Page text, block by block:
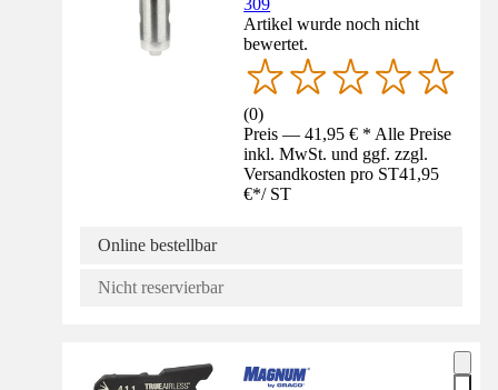
309
Artikel wurde noch nicht
bewertet.
(0)
Preis — 41,95 € * Alle Preise
inkl. MwSt. und ggf. zzgl.
Versandkosten pro ST41,95
€*/ ST
Online bestellbar
Nicht reservierbar